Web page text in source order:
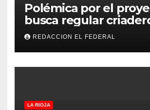
Polémica por el
busca regular
refugios de perros y
denuncian excesos,
proteccionistas
controles más duros
REDACCION EL FEDERAL
LA RIOJA